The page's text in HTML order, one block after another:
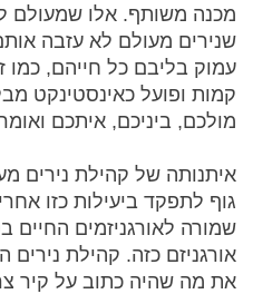
מכנה משותף. אלו שמעולם
שנירים מעולם לא עזבה
עמוק בליבם כל חייהם, כמו
קמות ופועל כאינסטינקט
מולכם, ביניכם, איתכם
איתנותה של קהילת נירים
גוף לתפקד ביעילות כזו
שמורה לאורגניזמים החיים